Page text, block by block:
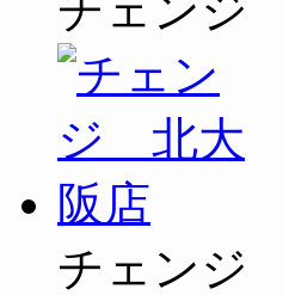
チェンジ